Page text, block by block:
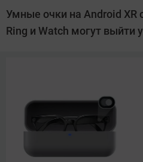
Довлатова
Умные очки на Android XR
Ring и Watch могут выйти